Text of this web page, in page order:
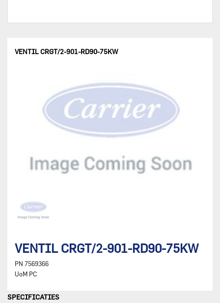
VENTIL CRGT/2-901-RD90-75KW
VENTIL CRGT/2-901-RD90-75KW
PN 7569366
UoM PC
SPECIFICATIES